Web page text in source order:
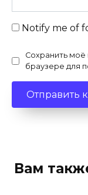
Notify me of
Сохранить моё
браузере для
Вам